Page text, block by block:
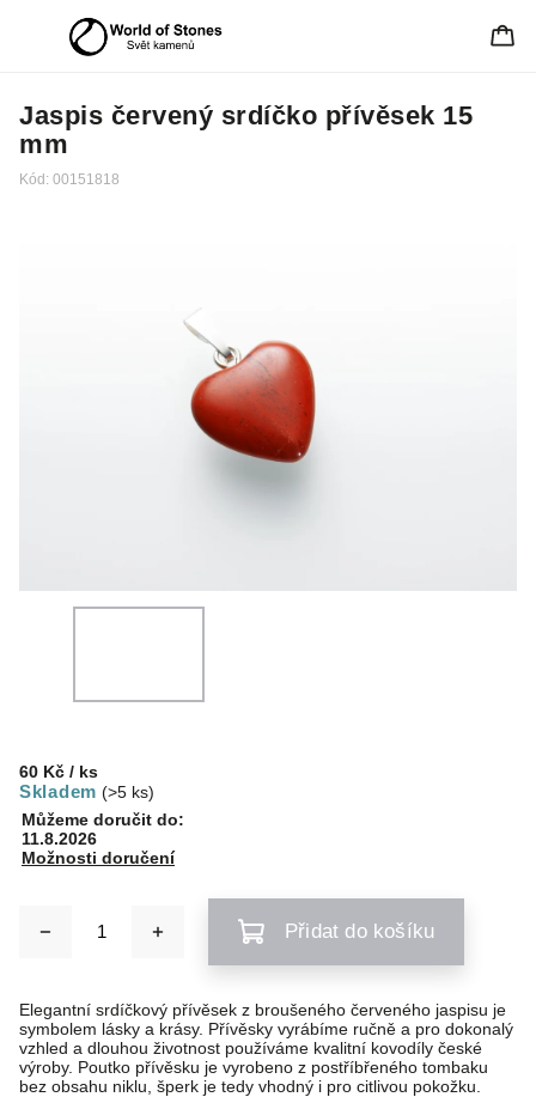
Jaspis červený srdíčko přívěsek 15
mm
Kód: 00151818
60 Kč / ks
Skladem (>5 ks)
Můžeme doručit do:
11.8.2026
Možnosti doručení
Přidat do košíku
Elegantní srdíčkový přívěsek z broušeného červeného jaspisu je
symbolem lásky a krásy. Přívěsky vyrábíme ručně a pro dokonalý
vzhled a dlouhou životnost používáme kvalitní kovodíly české
výroby. Poutko přívěsku je vyrobeno z postříbřeného tombaku
bez obsahu niklu, šperk je tedy vhodný i pro citlivou pokožku.